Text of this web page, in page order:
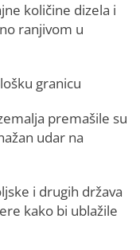
količine dizela i
ranjivom u
granicu
premašile su
udar na
i drugih država
kako bi ublažile